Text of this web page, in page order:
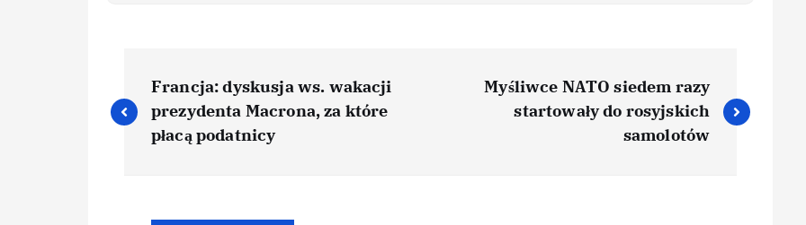
Francja: dyskusja ws. wakacji
prezydenta Macrona, za które
płacą podatnicy
Myśliwce NATO siedem razy
startowały do rosyjskich
samolotów